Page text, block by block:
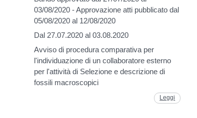
03/08/2020 - Approvazione atti pubblicato dal
05/08/2020 al 12/08/2020
Dal 27.07.2020 al 03.08.2020
Avviso di procedura comparativa per
l'individuazione di un collaboratore esterno
per l'attività di Selezione e descrizione di
fossili macroscopici
Leggi